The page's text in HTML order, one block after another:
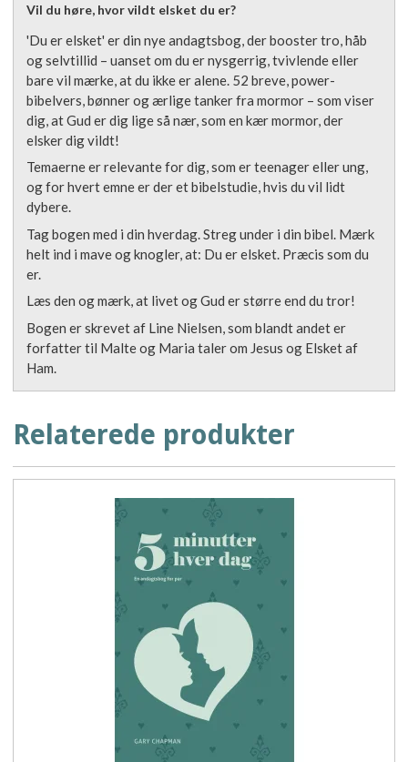
Vil du høre, hvor vildt elsket du er?
'Du er elsket' er din nye andagtsbog, der booster tro, håb
og selvtillid – uanset om du er nysgerrig, tvivlende eller
bare vil mærke, at du ikke er alene. 52 breve, power-
bibelvers, bønner og ærlige tanker fra mormor – som viser
dig, at Gud er dig lige så nær, som en kær mormor, der
elsker dig vildt!
Temaerne er relevante for dig, som er teenager eller ung,
og for hvert emne er der et bibelstudie, hvis du vil lidt
dybere.
Tag bogen med i din hverdag. Streg under i din bibel. Mærk
helt ind i mave og knogler, at: Du er elsket. Præcis som du
er.
Læs den og mærk, at livet og Gud er større end du tror!
Bogen er skrevet af Line Nielsen, som blandt andet er
forfatter til Malte og Maria taler om Jesus og Elsket af
Ham.
Relaterede produkter